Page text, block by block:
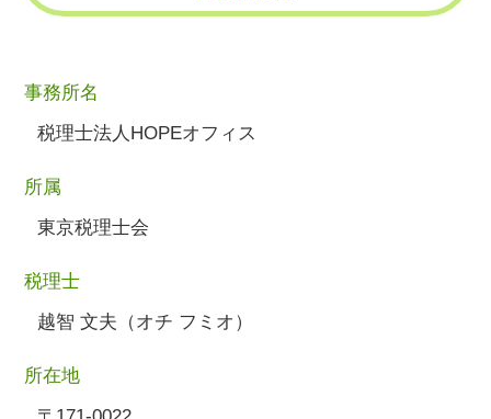
事務所名
税理士法人HOPEオフィス
所属
東京税理士会
税理士
越智 文夫（オチ フミオ）
所在地